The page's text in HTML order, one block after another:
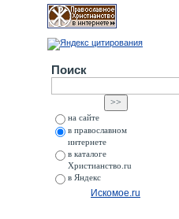
Поиск
на сайте
в православном
интернете
в каталоге
Христианство.ru
в Яндекс
Искомое.ru